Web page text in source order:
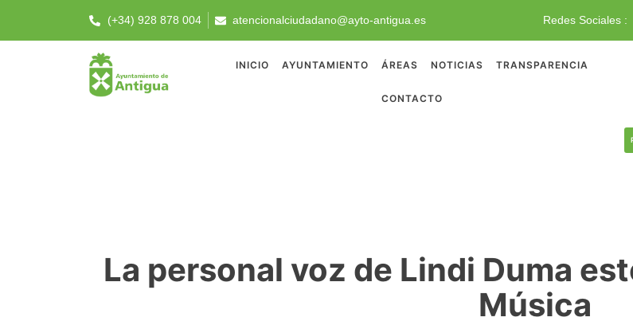
(+34) 928 878 004 atencionalciudadano@ayto-antigua.es Redes Sociales :
INICIO AYUNTAMIENTO ÁREAS NOTICIAS TRANSPARENCIA
CONTACTO
La personal voz de Lindi Duma
Música